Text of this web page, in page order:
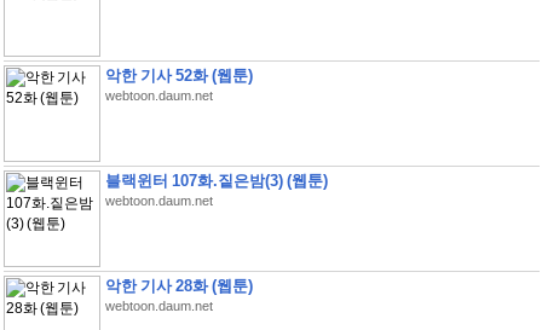
악한 기사 52화 (웹툰)
webtoon.daum.net
블랙윈터 107화.짙은밤(3) (웹툰)
webtoon.daum.net
악한 기사 28화 (웹툰)
webtoon.daum.net